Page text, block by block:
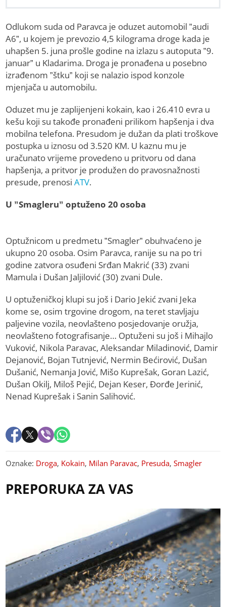
Odlukom suda od Paravca je oduzet automobil ”audi
A6”, u kojem je prevozio 4,5 kilograma droge kada je
uhapšen 5. juna prošle godine na izlazu s autoputa ”9.
januar” u Kladarima. Droga je pronađena u posebno
izrađenom ”štku” koji se nalazio ispod konzole
mjenjača u automobilu.
Oduzet mu je zaplijenjeni kokain, kao i 26.410 evra u
kešu koji su takođe pronađeni prilikom hapšenja i dva
mobilna telefona. Presudom je dužan da plati troškove
postupka u iznosu od 3.520 KM. U kaznu mu je
uračunato vrijeme provedeno u pritvoru od dana
hapšenja, a pritvor je produžen do pravosnažnosti
presude, prenosiATV.
U ”Smagleru” optuženo 20 osoba
Optužnicom u predmetu ”Smagler” obuhvaćeno je
ukupno 20 osoba. Osim Paravca, ranije su na po tri
godine zatvora osuđeni Srđan Makrić (33) zvani
Mamula i Dušan Jaljilović (30) zvani Dule.
U optuženičkoj klupi su još i Dario Jekić zvani Jeka
kome se, osim trgovine drogom, na teret stavljaju
paljevine vozila, neovlašteno posjedovanje oružja,
neovlašteno fotografisanje… Optuženi su još i Mihajlo
Vuković, Nikola Paravac, Aleksandar Miladinović, Damir
Dejanović, Bojan Tutnjević, Nermin Bećirović, Dušan
Dušanić, Nemanja Jović, Mišo Kuprešak, Goran Lazić,
Dušan Okilj, Miloš Pejić, Dejan Keser, Đorđe Jerinić,
Nenad Kuprešak i Sanin Salihović.
Oznake: Droga, Kokain, Milan Paravac, Presuda,Smagler
PREPORUKA ZA VAS